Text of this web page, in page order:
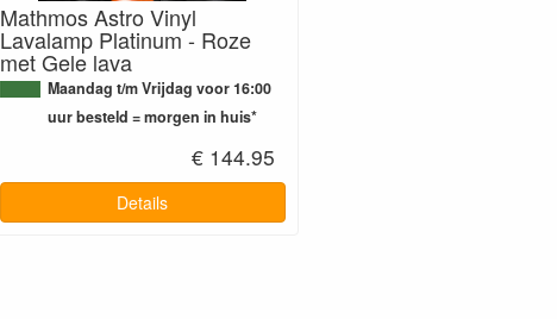
Mathmos Astro Vinyl
Lavalamp Platinum - Roze
met Gele lava
Maandag t/m Vrijdag voor 16:00
uur besteld = morgen in huis*
€ 144.95
Details